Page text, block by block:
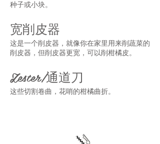
种子或小块。
宽削皮器
这是一个削皮器，就像你在家里用来削蔬菜的
削皮器，但削皮器更宽，可以削柑橘皮。
Zester/通道刀
这些切割卷曲，花哨的柑橘曲折。